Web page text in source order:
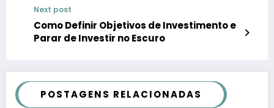
Next post
Como Definir Objetivos de Investimento e
Parar de Investir no Escuro
POSTAGENS RELACIONADAS